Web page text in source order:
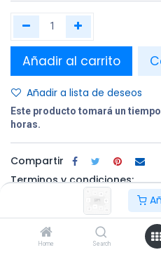
Home Search
Añadir al carrito
Añadir a lista de deseos
Este producto tomará un
horas.
Compartir
Terminos y condiciones:
100% original
Devolución
un plazo de